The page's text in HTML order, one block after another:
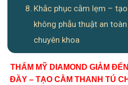
Khắc phục cằm lẹm –
không phẫu thuật an
chuyên khoa
THẨM MỸ DIAMOND GIẢM
ĐẦY – TẠO CẰM THANH TÚ